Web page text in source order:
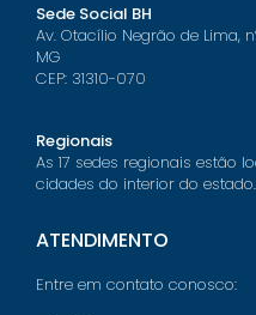
Sede Social BH
Av. Otacílio Negrão de Lima,
MG
CEP: 31310-070
Regionais
As 17 sedes regionais estão
cidades do interior do estado.
ATENDIMENTO
Entre em contato conosco: